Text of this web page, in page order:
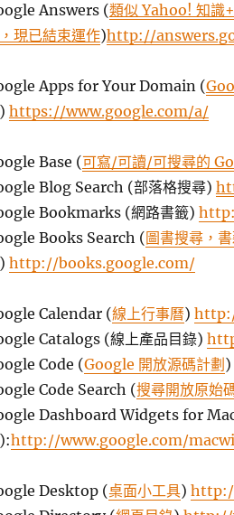
Answers (類似 Yahoo! 知識
現已結束運作)http://
Apps for Your Domain (
) https://www.google.com/a/
Base (可寫/可讀/可搜尋的
Blog Search (部落格搜尋)
Bookmarks (網路書籤)
Books Search (圖書搜尋，
http://books.google.com/
Calendar (線上行事曆)
Catalogs (線上產品目錄)
Code (Google 開放源碼計劃 )
Code Search (搜尋開放原始
Dashboard Widgets for
http://www.google.com/
Desktop (桌面小工具)